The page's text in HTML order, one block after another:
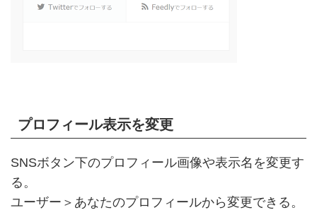
プロフィール表示を変更
SNSボタン下のプロフィール画像や表示名を変更す
る。
ユーザー＞あなたのプロフィールから変更できる。